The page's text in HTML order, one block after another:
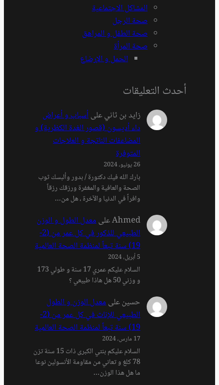
المشاكل الاجتماعية
صحة الرجل
صحة الطفل و المراهق
صحة المرأة
الحمل و الإرضاع
أحدث التعليقات
زايد بن ثانيعلىأسباب و أعراض
داء أديسون (قصور الغدة الكظرية) و
المضاعفات الناتجة و العلاجات
المتوفرة
26 يونيو، 2024
بارك الله فيك دكتورة / بدور وألبسك ثوب
الصحة والعافية والمغفرة ورزقك رزقاً
وافراً في الدنيا والآخرة ، هل من…
Ahmedعلىمعدل الطول و الوزن
الطبيعي للذكور في كل عمر من (2-
19) سنة تبعاً لمنظمة الصحة العالمية
5 أبريل، 2024
السلام عليكم عمري 17 سنة و طولي 173
و وزني 50 هل هاذا طبيعي ؟
حسينعلىمعدل الوزن و الطول
الطبيعي للإناث في كل عمر من (2-
19) سنة تبعاً لمنظمة الصحة العالمية
17 مارس، 2024
السلام عليكم بنتي الكبرى ذات 15 سنة تزن
78 كلغ و تعاني من مقاومة الأنسولين نوعا
ما هل هذا الوزن…